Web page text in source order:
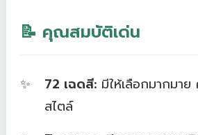
📝 คุณสมบัติเด่น
72 เฉดสี: มีให้เลือกมากมา
สไตล์